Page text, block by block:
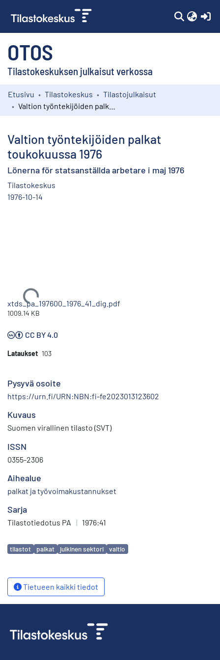
OTOS
Tilastokeskuksen julkaisut verkossa
Kokoelmat
Etusivu Tilastokeskus
Tilastojulkaisut
Valtion työntekijöiden palkat
toukokuussa 1976
Lönerna för statsanställda arbetare i maj 1976
Tilastokeskus
1976-10-14
Ladataan...
xtds_pa_197600_1976_41_dig.pdf
1009.14 KB
CC BY 4.0
Lataukset 103
Pysyvä osoite
https://urn.fi/URN:NBN:fi-fe2023013123602
Kuvaus
Suomen virallinen tilasto (SVT)
ISSN
0355-2306
Aihealue
palkat ja työvoimakustannukset
Sarja
Tilastotiedotus PA | 1976:41
Avainsanat
tilastot palkat julkinen sektori valtio
Tietueen kaikki tiedot